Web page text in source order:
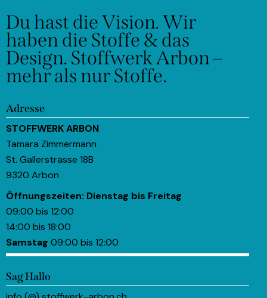
Du hast die Vision.Wir
haben die Stoffe & das
Design. Stoffwerk Arbon –
mehr als nur Stoffe.
Adresse
STOFFWERK ARBON
Tamara Zimmermann
St. Gallerstrasse 18B
9320 Arbon
Öffnungszeiten: Dienstag bis Freitag
09:00 bis 12:00
14:00 bis 18:00
Samstag 09:00 bis 12:00
Sag Hallo